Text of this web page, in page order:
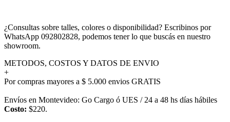
¿Consultas sobre talles, colores o disponibilidad? Escribinos por
WhatsApp 092802828, podemos tener lo que buscás en nuestro
showroom.
METODOS, COSTOS Y DATOS DE ENVIO
+
Por compras mayores a $ 5.000 envios GRATIS
Envíos en Montevideo: Go Cargo ó UES / 24 a 48 hs días hábiles
Costo: $220.